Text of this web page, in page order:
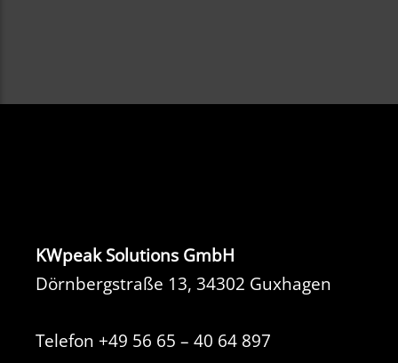
KWpeak Solutions GmbH
Dörnbergstraße 13, 34302 Guxhagen
Telefon +49 56 65 – 40 64 897